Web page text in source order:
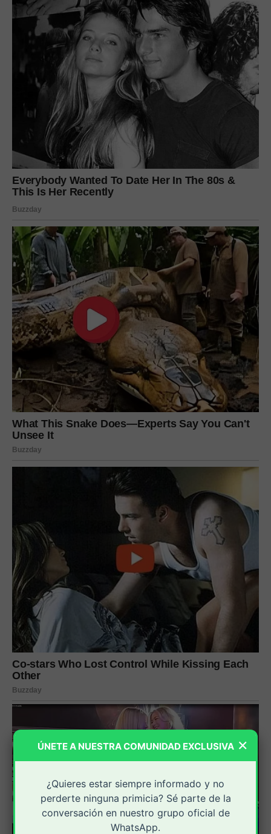
×
ÚNETE A NUESTRA COMUNIDAD EXCLUSIVA
¿Quieres estar siempre informado y no
perderte ninguna primicia? Sé parte de la
conversación en nuestro grupo oficial de
WhatsApp.